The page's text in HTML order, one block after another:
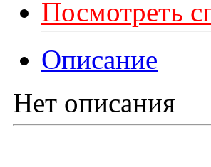
Посмотреть
Описание
Нет описания